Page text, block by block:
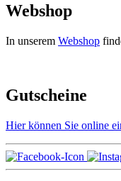
Webshop
In unserem Webshop
Gutscheine
Hier können Sie online